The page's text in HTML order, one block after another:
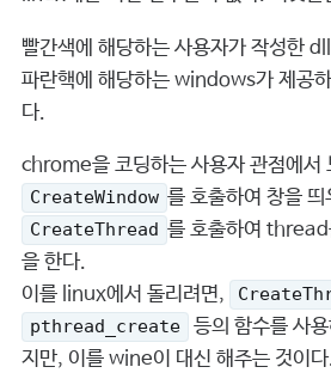
빨간색에 해당하는 사용자가 작성한
파란핵에 해당하는 windows가 제공
다.
chrome을 코딩하는 사용자 관점에서
CreateWindow 를 호출하여 창을
CreateThread 를 호출하여 thread
을 한다.
이를 linux에서 돌리려면,
pthread_create
등의 함수를 사
지만, 이를 wine이 대신 해주는 것이